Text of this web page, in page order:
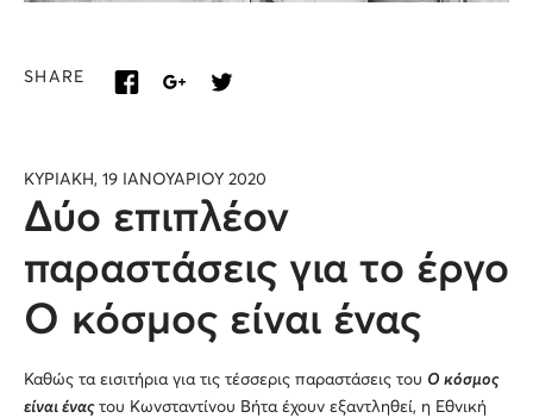
SHARE
ΚΥΡΙΑΚΗ, 19 ΙΑΝΟΥΑΡΙΟΥ 2020
Δύο επιπλέον
παραστάσεις για το έργο
Ο κόσμος είναι ένας
Καθώς τα εισιτήρια για τις τέσσερις παραστάσεις του Ο κόσμος
είναι έναςτου Κωνσταντίνου Βήτα έχουν εξαντληθεί, η Εθνική